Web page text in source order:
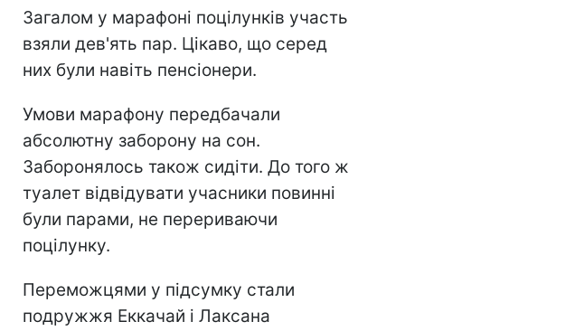
Загалом у марафоні поцілунків участь
взяли дев'ять пар. Цікаво, що серед
них були навіть пенсіонери.
Умови марафону передбачали
абсолютну заборону на сон.
Заборонялось також сидіти. До того ж
туалет відвідувати учасники повинні
були парами, не перериваючи
поцілунку.
Переможцями у підсумку стали
подружжя Еккачай і Лаксана